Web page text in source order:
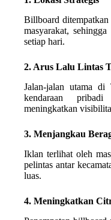
Billboard
masyarakat,
setiap hari.
2. Arus Lalu Lintas
Jalan-jalan utama di
kendaraan
meningkatkan
3. Menjangkau
Iklan terlihat oleh
pelintas antar
luas.
4. Meningkatkan